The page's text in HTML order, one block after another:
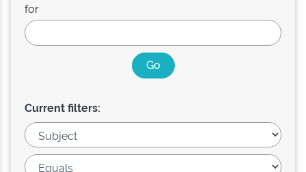
for
Current filters: